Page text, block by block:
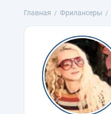
Главная Фрилансеры